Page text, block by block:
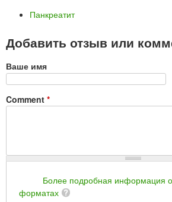
Панкреатит
Добавить отзыв или
Ваше имя
Comment *
Более подробная информация о
форматах